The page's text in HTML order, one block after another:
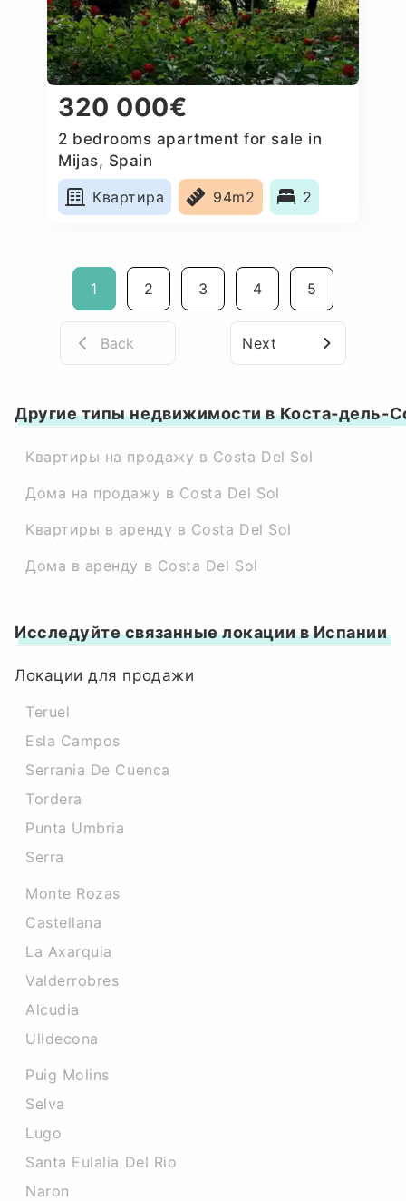
320 000€
2 bedrooms apartment for sale in
Mijas, Spain
Квартира
94m2 2
1 2 3 4 5
Back Next
Другие типы недвижимости в Коста-дель-
Квартиры на продажу в Costa Del Sol
Дома на продажу в Costa Del Sol
Квартиры в аренду в Costa Del Sol
Дома в аренду в Costa Del Sol
Исследуйте связанные локации в Испании
Локации для продажи
Teruel
Esla Campos
Serrania De Cuenca
Tordera
Punta Umbria
Serra
Monte Rozas
Castellana
La Axarquia
Valderrobres
Alcudia
Ulldecona
Puig Molins
Selva
Lugo
Santa Eulalia Del Rio
Naron